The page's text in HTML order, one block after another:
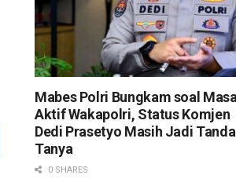
Mabes Polri Bungkam soal Masa
Aktif Wakapolri, Status Komjen
Dedi Prasetyo Masih Jadi Tanda
Tanya
0 SHARES